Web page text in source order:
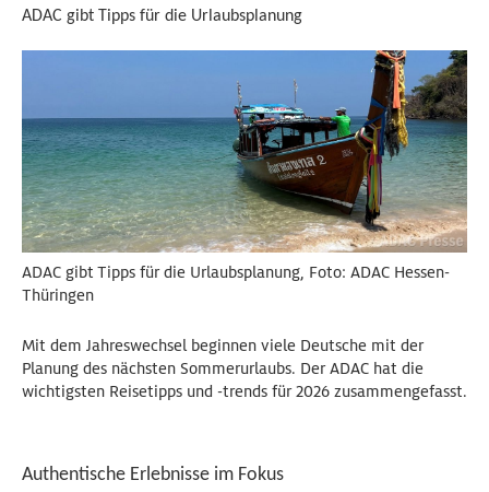
ADAC gibt Tipps für die Urlaubsplanung
ADAC gibt Tipps für die Urlaubsplanung, Foto: ADAC Hessen-
Thüringen
Mit dem Jahreswechsel beginnen viele Deutsche mit der
Planung des nächsten Sommerurlaubs. Der ADAC hat die
wichtigsten Reisetipps und -trends für 2026 zusammengefasst.
Authentische Erlebnisse im Fokus